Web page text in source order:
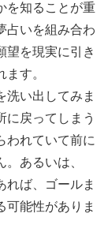
を知ることが重
占いを組み合わ
望を現実に引き
す。
洗い出してみま
に戻ってしまう
われていて前に
あるいは、
れば、ゴールま
可能性がありま